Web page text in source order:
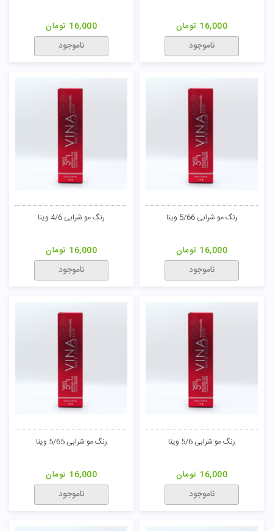
16,000 تومان
ناموجود
16,000 تومان
ناموجود
رنگ مو شرابی 5/66 وینا
16,000 تومان
ناموجود
رنگ مو شرابی 4/6 وینا
16,000 تومان
ناموجود
رنگ مو شرابی 5/6 وینا
16,000 تومان
ناموجود
رنگ مو شرابی 5/65 وینا
16,000 تومان
ناموجود